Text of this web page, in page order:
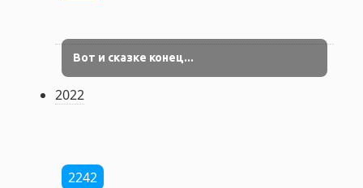
Вот и сказке конец...
2022
2242